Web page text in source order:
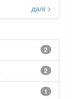
далі >
2
2
1